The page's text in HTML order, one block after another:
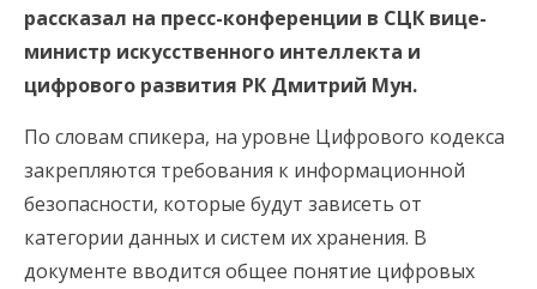
рассказал на пресс-конференции в СЦК вице-
министр искусственного интеллекта и
цифрового развития РК Дмитрий Мун.
По словам спикера, на уровне Цифрового кодекса
закрепляются требования к информационной
безопасности, которые будут зависеть от
категории данных и систем их хранения. В
документе вводится общее понятие цифровых